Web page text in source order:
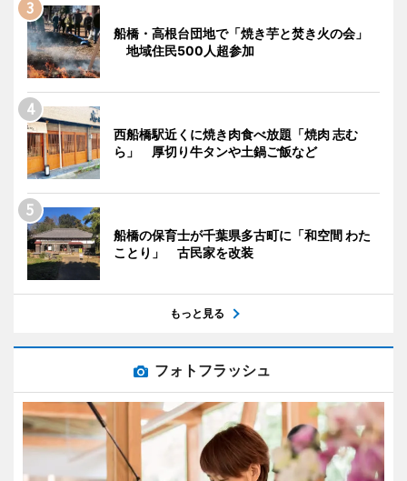
船橋・高根台団地で「焼き芋と焚き火の会」
地域住民500人超参加
西船橋駅近くに焼き肉食べ放題「焼肉 志む
ら」 厚切り牛タンや土鍋ご飯など
船橋の保育士が千葉県多古町に「和空間 わた
ことり」 古民家を改装
もっと見る
フォトフラッシュ